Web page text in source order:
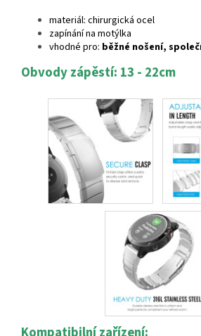
materiál: chirurgická ocel
zapínání na motýlka
vhodné pro: běžné nošení,
Obvody zápěstí: 13 - 22cm
Kompatibilní zařízení: